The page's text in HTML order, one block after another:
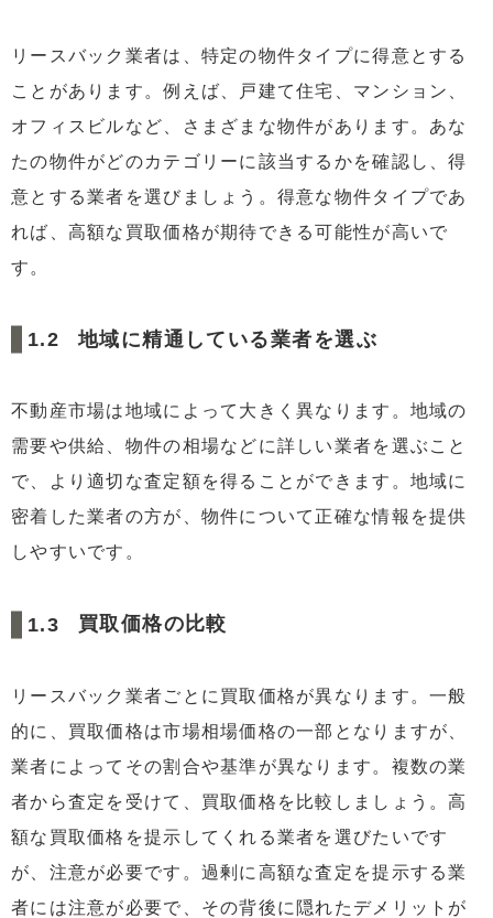
3.3 相場よりも家賃が高いケースあり
4今話題のリースバック会社の紹介
7まとめ
リースバック業者は、特定の物件タイプに得意とする
ことがあります。例えば、戸建て住宅、マンション、
オフィスビルなど、さまざまな物件があります。あな
たの物件がどのカテゴリーに該当するかを確認し、得
意とする業者を選びましょう。得意な物件タイプであ
れば、高額な買取価格が期待できる可能性が高いで
す。
地域に精通している業者を選ぶ
不動産市場は地域によって大きく異なります。地域の
需要や供給、物件の相場などに詳しい業者を選ぶこと
で、より適切な査定額を得ることができます。地域に
密着した業者の方が、物件について正確な情報を提供
しやすいです。
買取価格の比較
リースバック業者ごとに買取価格が異なります。一般
的に、買取価格は市場相場価格の一部となりますが、
業者によってその割合や基準が異なります。複数の業
者から査定を受けて、買取価格を比較しましょう。高
額な買取価格を提示してくれる業者を選びたいです
が、注意が必要です。過剰に高額な査定を提示する業
者には注意が必要で、その背後に隠れたデメリットが